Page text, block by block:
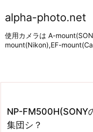
alpha-photo.net
使用カメラは A-
mount(Nikon),EF-
NP-FM500H(SONY
集団シ？